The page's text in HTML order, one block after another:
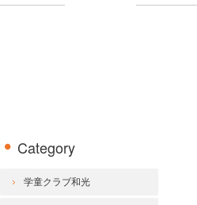
Category
学童クラブ和光